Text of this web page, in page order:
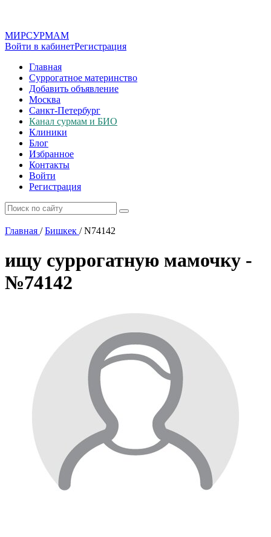
МИРСУРМАМ
Войти в кабинетРегистрация
Главная
Суррогатное материнство
Добавить объявление
Москва
Санкт-Петербург
Канал сурмам и БИО
Клиники
Блог
Избранное
Контакты
Войти
Регистрация
Главная / Бишкек /N74142
ищу суррогатную мамочку -
№74142